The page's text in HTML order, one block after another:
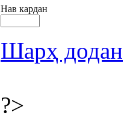
Нав кардан
Шарҳ додан
?>